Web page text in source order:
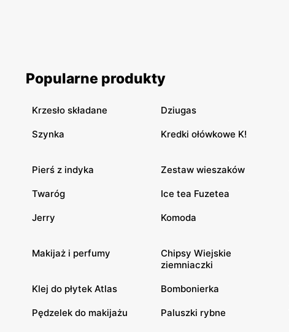
Popularne produkty
Krzesło składane Dziugas
Szynka Kredki ołówkowe K!
Pierś z indyka Zestaw wieszaków
Twaróg Ice tea Fuzetea
Jerry Komoda
Makijaż i perfumy
Chipsy Wiejskie
ziemniaczki
Klej do płytek Atlas Bombonierka
Pędzelek do makijażu Paluszki rybne